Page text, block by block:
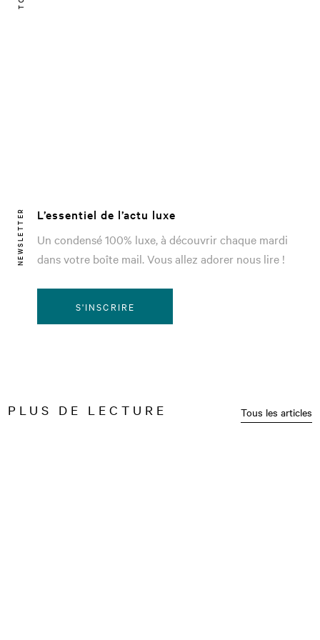
NEWSLETTER
L’essentiel de l’actu luxe
Un condensé 100% luxe, à découvrir chaque mardi
dans votre boîte mail. Vous allez adorer nous lire !
S'INSCRIRE
PLUS DE LECTURE Tous les articles